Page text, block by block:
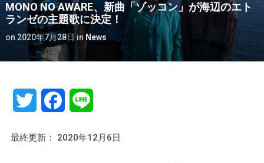
MONO NO AWARE、新曲「ゾッコン」が海辺のエト
ランゼの主題歌に決定！
on 2020年7月28日 in News
Twitter Facebook
最終更新： 2020年12月6日